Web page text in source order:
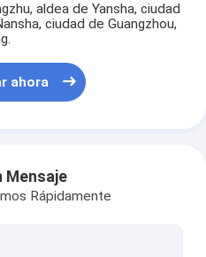
aldea de Yansha, ciudad
ciudad de Guangzhou,
ahora
Mensaje
Rápidamente